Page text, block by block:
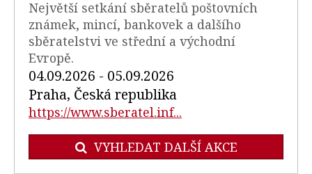
Největší setkání sběratelů poštovních
známek, mincí, bankovek a dalšího
sběratelstvi ve střední a východní
Evropě.
04.09.2026 - 05.09.2026
Praha, Česká republika
https://www.sberatel.inf...
VYHLEDAT DALŠÍ AKCE